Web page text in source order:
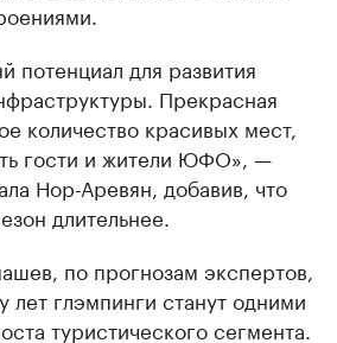
для развития
Прекрасная
количество красивых мест,
гости и жители ЮФО», —
Нор-Аревян, добавив, что
длительнее.
по прогнозам экспертов,
лет глэмпинги станут одними
туристического сегмента.